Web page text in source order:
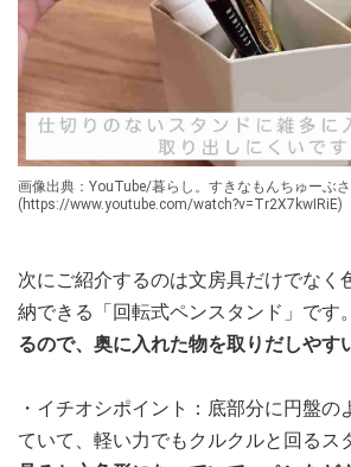
画像出典：YouTube/暮らし。すきなもんちゅーぶ
(https://www.youtube.com/watch?v=Tr2X7kwIRiE)
次にご紹介するのは文房具だけでなく
納できる「回転式ペンスタンド」です。
るので、奥に入れた物を取りだしやす
・イチオシポイント：底部分に円盤の
ていて、軽い力でもクルクルと回るス